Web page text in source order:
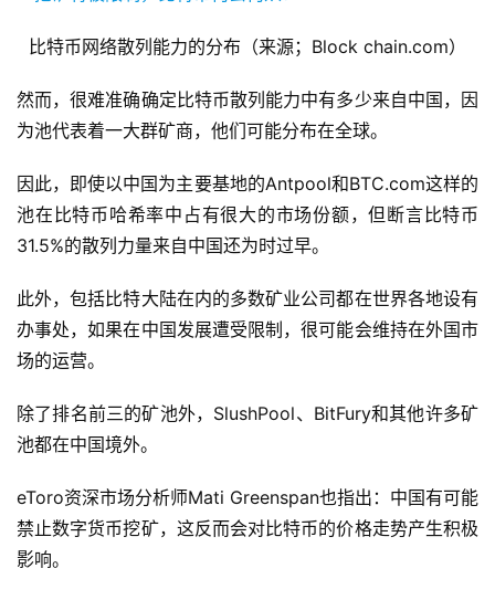
比特币网络散列能力的分布（来源；Block chain.com）
然而，很难准确确定比特币散列能力中有多少来自中国，因
为池代表着一大群矿商，他们可能分布在全球。
因此，即使以中国为主要基地的Antpool和BTC.com这样的
池在比特币哈希率中占有很大的市场份额，但断言比特币
31.5%的散列力量来自中国还为时过早。
此外，包括比特大陆在内的多数矿业公司都在世界各地设有
办事处，如果在中国发展遭受限制，很可能会维持在外国市
场的运营。
除了排名前三的矿池外，SlushPool、BitFury和其他许多矿
池都在中国境外。
eToro资深市场分析师Mati Greenspan也指出：中国有可能
禁止数字货币挖矿，这反而会对比特币的价格走势产生积极
影响。